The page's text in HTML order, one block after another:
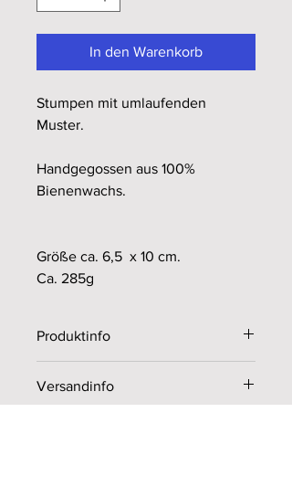
In den Warenkorb
Stumpen mit umlaufenden
Muster.
Handgegossen aus 100%
Bienenwachs.
Größe ca. 6,5 x 10 cm.
Ca. 285g
Produktinfo
Als Kleinunternehmer gemäß § 19 Abs.
1 UStG wird keine Umsatzsteuer
Versandinfo